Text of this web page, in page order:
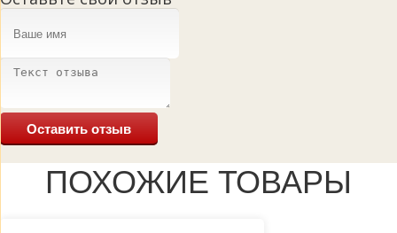
Оставить отзыв
ПОХОЖИЕ ТОВАРЫ